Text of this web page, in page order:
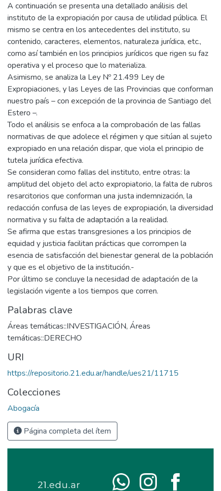
A continuación se presenta una detallado análisis del
instituto de la expropiación por causa de utilidad pública. El
mismo se centra en los antecedentes del instituto, su
contenido, caracteres, elementos, naturaleza jurídica, etc.,
como así también en los principios jurídicos que rigen su faz
operativa y el proceso que lo materializa.
Asimismo, se analiza la Ley Nº 21.499 Ley de
Expropiaciones, y las Leyes de las Provincias que conforman
nuestro país – con excepción de la provincia de Santiago del
Estero –.
Todo el análisis se enfoca a la comprobación de las fallas
normativas de que adolece el régimen y que sitúan al sujeto
expropiado en una relación dispar, que viola el principio de
tutela jurídica efectiva.
Se consideran como fallas del instituto, entre otras: la
amplitud del objeto del acto expropiatorio, la falta de rubros
resarcitorios que conforman una justa indemnización, la
redacción confusa de las leyes de expropiación, la diversidad
normativa y su falta de adaptación a la realidad.
Se afirma que estas transgresiones a los principios de
equidad y justicia facilitan prácticas que corrompen la
esencia de satisfacción del bienestar general de la población
y que es el objetivo de la institución.-
Por último se concluye la necesidad de adaptación de la
legislación vigente a los tiempos que corren.
Palabras clave
Áreas temáticas::INVESTIGACIÓN, Áreas
temáticas::DERECHO
URI
https://repositorio.21.edu.ar/handle/ues21/11715
Colecciones
Abogacía
Página completa del ítem